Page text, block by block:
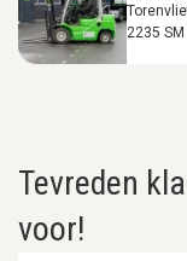
2235
Tevreden
voor!